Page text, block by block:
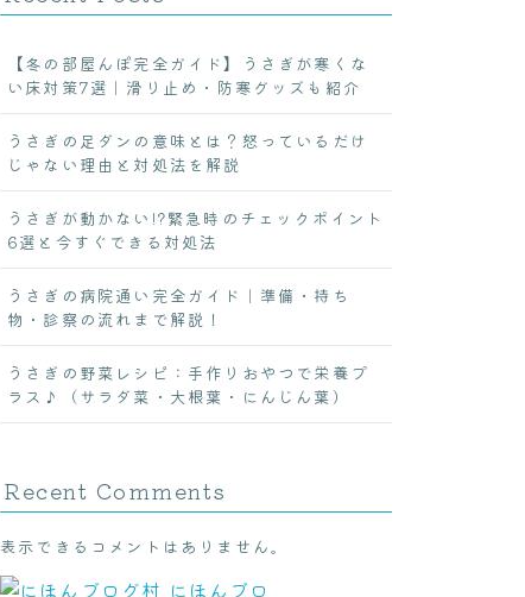
【冬の部屋んぽ完全ガイド】うさぎが寒くな
い床対策7選｜滑り止め・防寒グッズも紹介
うさぎの足ダンの意味とは？怒っているだけ
じゃない理由と対処法を解説
うさぎが動かない!?緊急時のチェックポイント
6選と今すぐできる対処法
うさぎの病院通い完全ガイド｜準備・持ち
物・診察の流れまで解説！
うさぎの野菜レシピ：手作りおやつで栄養プ
ラス♪（サラダ菜・大根葉・にんじん葉）
Recent Comments
表示できるコメントはありません。